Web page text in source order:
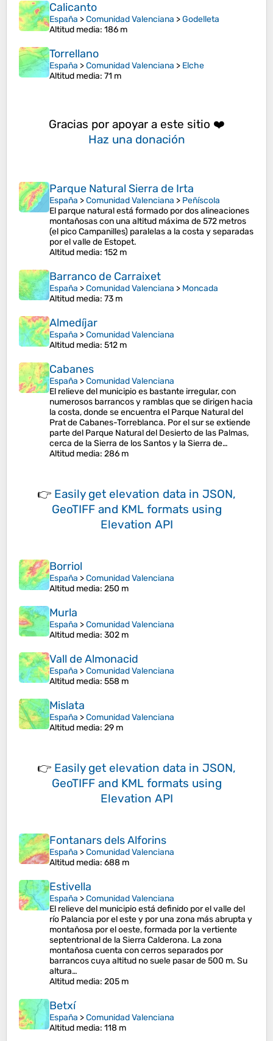
Calicanto
España >Comunidad Valenciana >Godelleta
Altitud media: 186 m
Torrellano
España >Comunidad Valenciana > Elche
Altitud media: 71 m
Gracias por apoyar a este sitio ❤️
Haz una donación
Parque Natural Sierra de Irta
España >Comunidad Valenciana > Peñíscola
El parque natural está formado por dos alineaciones
montañosas con una altitud máxima de 572 metros
(el pico Campanilles) paralelas a la costa y separadas
por el valle de Estopet.
Altitud media: 152 m
Barranco de Carraixet
España >Comunidad Valenciana > Moncada
Altitud media: 73 m
Almedíjar
España >Comunidad Valenciana
Altitud media: 512 m
Cabanes
España >Comunidad Valenciana
El relieve del municipio es bastante irregular, con
numerosos barrancos y ramblas que se dirigen hacia
la costa, donde se encuentra el Parque Natural del
Prat de Cabanes-Torreblanca. Por el sur se extiende
parte del Parque Natural del Desierto de las Palmas,
cerca de la Sierra de los Santos y la Sierra de…
Altitud media: 286 m
👉 Easily get elevation data in JSON,
GeoTIFF and KML formats using
Elevation API
Borriol
España >Comunidad Valenciana
Altitud media: 250 m
Murla
España >Comunidad Valenciana
Altitud media: 302 m
Vall de Almonacid
España >Comunidad Valenciana
Altitud media: 558 m
Mislata
España >Comunidad Valenciana
Altitud media: 29 m
👉 Easily get elevation data in JSON,
GeoTIFF and KML formats using
Elevation API
Fontanars dels Alforins
España >Comunidad Valenciana
Altitud media: 688 m
Estivella
España >Comunidad Valenciana
El relieve del municipio está definido por el valle del
río Palancia por el este y por una zona más abrupta y
montañosa por el oeste, formada por la vertiente
septentrional de la Sierra Calderona. La zona
montañosa cuenta con cerros separados por
barrancos cuya altitud no suele pasar de 500 m. Su
altura…
Altitud media: 205 m
Betxí
España >Comunidad Valenciana
Altitud media: 118 m